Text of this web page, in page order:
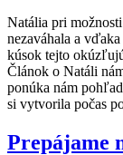
Natália pri
nezaváhala a
kúsok tejto
Článok o Natáli
ponúka nám
si vytvorila počas
Prepájame